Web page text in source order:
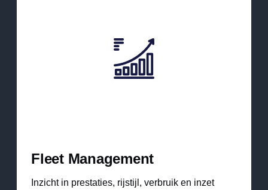
Fleet Management
Inzicht in prestaties, rijstijl, verbruik en inzet